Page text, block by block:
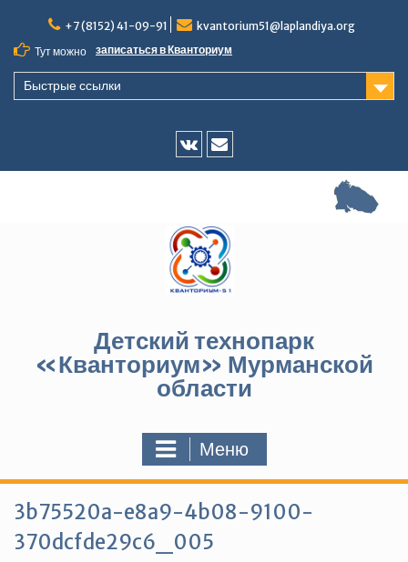
содержимому
+7 (8152) 41-09-91
kvantorium51@laplandiya.org
Тут можно
записаться в Кванториум
Быстрые ссылки
Vk
E-
Детский технопарк
«Кванториум» Мурманской
области
Меню
3b75520a-e8a9-4b08-9100-
370dcfde29c6_005